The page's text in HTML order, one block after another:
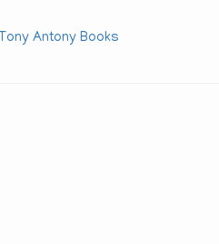
Tony Antony Books